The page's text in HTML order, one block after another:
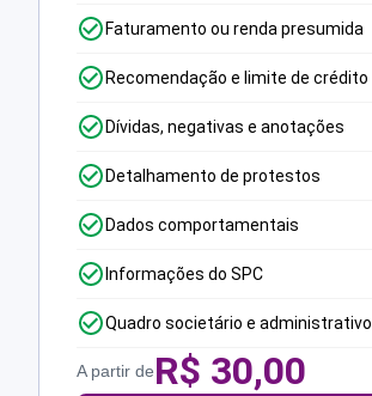
Faturamento ou renda presumida
Recomendação e limite de crédito
Dívidas, negativas e anotações
Detalhamento de protestos
Dados comportamentais
Informações do SPC
Quadro societário e administrativo
A partir deR$ 30,00